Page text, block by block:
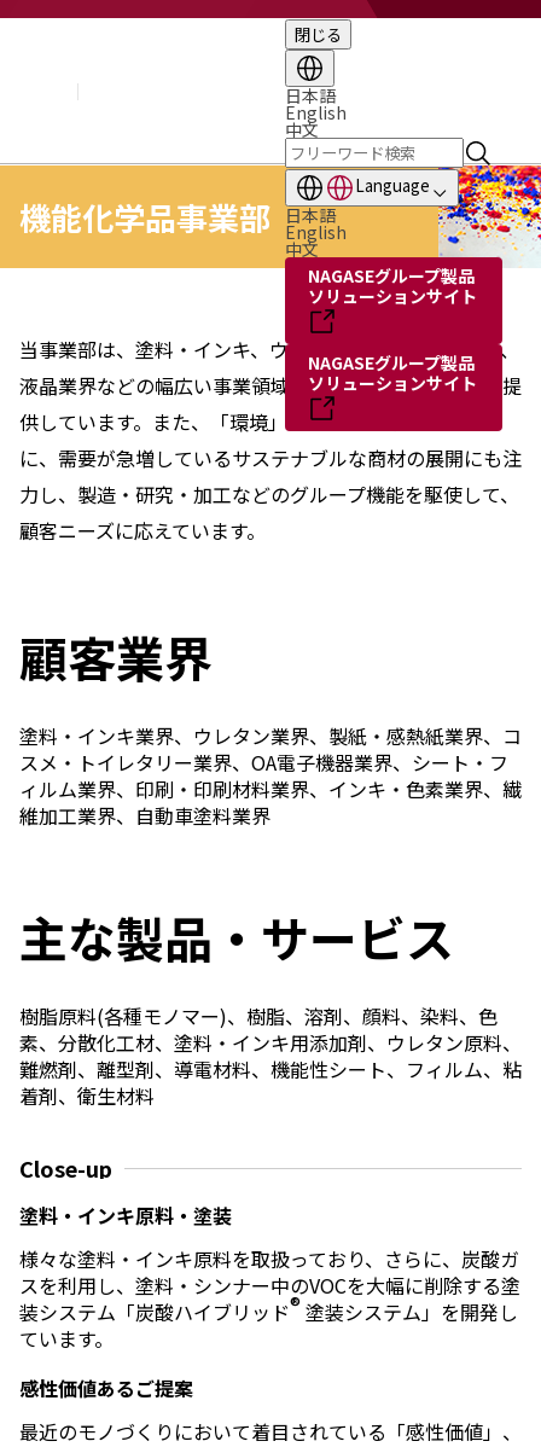
閉じる
日本語
English
中文
Language
日本語
English
中文
NAGASEグループ製品
ソリューションサイト
NAGASEグループ製品
ソリューションサイト
組織図
役員・執行役員
国内・海外のNAGASEグループ
2025年
2024年
2023年
2021年
2020年
2019年
2018年
2014年
機能化学品事業部
スペシャリティケミカル事業部
ポリマーグローバルアカウント事業部
エレクトロニクス事業部
ライフ＆ヘルスケア製品事業部
ナガセアプリケーションワークショップ
未来共創室
NAGASEバイオテック室
IR（投資家情報）
IRライブラリー
株主・株式情報
機能化学品事業部
当事業部は、塗料・インキ、ウレタン、印刷やフィルム、
液晶業界などの幅広い事業領域に対し、高機能性素材を提
供しています。また、「環境」「バイオ」をキーワード
に、需要が急増しているサステナブルな商材の展開にも注
力し、製造・研究・加工などのグループ機能を駆使して、
顧客ニーズに応えています。
顧客業界
塗料・インキ業界、ウレタン業界、製紙・感熱紙業界、コ
スメ・トイレタリー業界、OA電子機器業界、シート・フ
ィルム業界、印刷・印刷材料業界、インキ・色素業界、繊
維加工業界、自動車塗料業界
主な製品・サービス
樹脂原料(各種モノマー)、樹脂、溶剤、顔料、染料、色
素、分散化工材、塗料・インキ用添加剤、ウレタン原料、
難燃剤、離型剤、導電材料、機能性シート、フィルム、粘
着剤、衛生材料
Close-up
塗料・インキ原料・塗装
様々な塗料・インキ原料を取扱っており、さらに、炭酸ガ
スを利用し、塗料・シンナー中のVOCを大幅に削除する塗
装システム「炭酸ハイブリッド®塗装システム」を開発し
ています。
感性価値あるご提案
最近のモノづくりにおいて着目されている「感性価値」、